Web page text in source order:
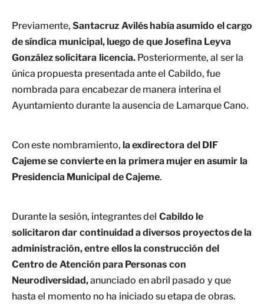
Previamente,Santacruz Avilés había asumido el cargo
de síndica municipal, luego de que Josefina Leyva
González solicitara licencia.Posteriormente, al ser la
única propuesta presentada ante el Cabildo, fue
nombrada para encabezar de manera interina el
Ayuntamiento durante la ausencia de Lamarque Cano.
Con este nombramiento, la exdirectora del DIF
Cajeme se convierte en la primera mujer en asumir la
Presidencia Municipal de Cajeme.
Durante la sesión, integrantes del Cabildo le
solicitaron dar continuidad a diversos proyectos de la
administración, entre ellos la construcción del
Centro de Atención para Personas con
Neurodiversidad,anunciado en abril pasado y que
hasta el momento no ha iniciado su etapa de obras.